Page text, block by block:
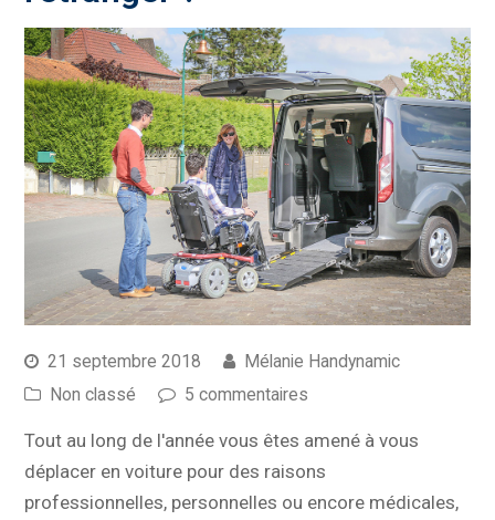
21 septembre 2018
Mélanie Handynamic
Non classé
5 commentaires
Tout au long de l'année vous êtes amené à vous
déplacer en voiture pour des raisons
professionnelles, personnelles ou encore médicales,